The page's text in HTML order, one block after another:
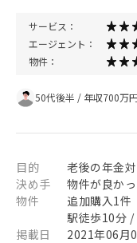
サービス：
エージェント：
物件：
50代後半 / 年収700万
目的
老後の年金
決め手
物件が良か
物件
追加購入1件
駅徒歩10分
掲載日
2021年06月